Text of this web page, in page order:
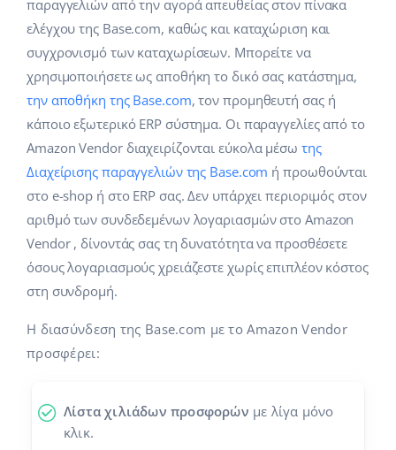
Διαχείριση αποστολών
Αυτοματοποίηση εγασιών
Base Connect
ΑΙ για e-commerce
Κλάδοι
Σπίτι & Κήπος
Παιδικά προϊόντα
Ηλεκτρονικά είδη
Ανταλλακτικά αυτοκινήτων
Σούπερμαρκετ
Υγεία & Ομορφιά
Μόδα
Βοήθεια
Base Academy
Υπηρεσίες
Υλοποιήσεις συστήματος
Έλεγχος λογαριασμού
Άλλα
Προγράμματα συνεργασίας
english (US)
english (GB)
english (IN)
čeština
deutsch
Ελληνικά
español (AR)
español (MX)
polski
παραγγελιών από την αγορά απευθείας στον πίνακα
ελέγχου της Base.com, καθώς και καταχώριση και
συγχρονισμό των καταχωρίσεων. Μπορείτε να
χρησιμοποιήσετε ως αποθήκη το δικό σας κατάστημα,
την αποθήκη της Base.com, τον προμηθευτή σας ή
κάποιο εξωτερικό ERP σύστημα. Οι παραγγελίες από το
Amazon Vendor διαχειρίζονται εύκολα μέσω της
Διαχείρισης παραγγελιών της Base.com ή προωθούνται
στο e-shop ή στο ERP σας. Δεν υπάρχει περιοριμός στον
αριθμό των συνδεδεμένων λογαριασμών στο Amazon
Vendor , δίνοντάς σας τη δυνατότητα να προσθέσετε
όσους λογαριασμούς χρειάζεστε χωρίς επιπλέον κόστος
στη συνδρομή.
Η διασύνδεση της Base.com με το Amazon Vendor
προσφέρει:
Λίστα χιλιάδων προσφορών με λίγα μόνο
κλικ.